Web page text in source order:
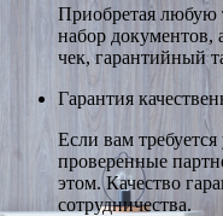
Приобретая любую
набор документов,
чек, гарантийный
Гарантия
Если вам
проверенные
этом. Качество
сотрудничества.